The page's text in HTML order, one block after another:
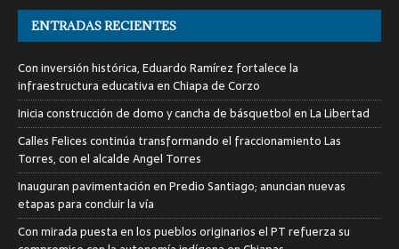
ENTRADAS RECIENTES
Con inversión histórica, Eduardo Ramírez fortalece la
infraestructura educativa en Chiapa de Corzo
Inicia construcción de domo y cancha de básquetbol en La Libertad
Calles Felices continúa transformando el fraccionamiento Las
Torres, con el alcalde Angel Torres
Inauguran pavimentación en Predio Santiago; anuncian nuevas
etapas para concluir la vía
Con mirada puesta en los pueblos originarios el PT refuerza su